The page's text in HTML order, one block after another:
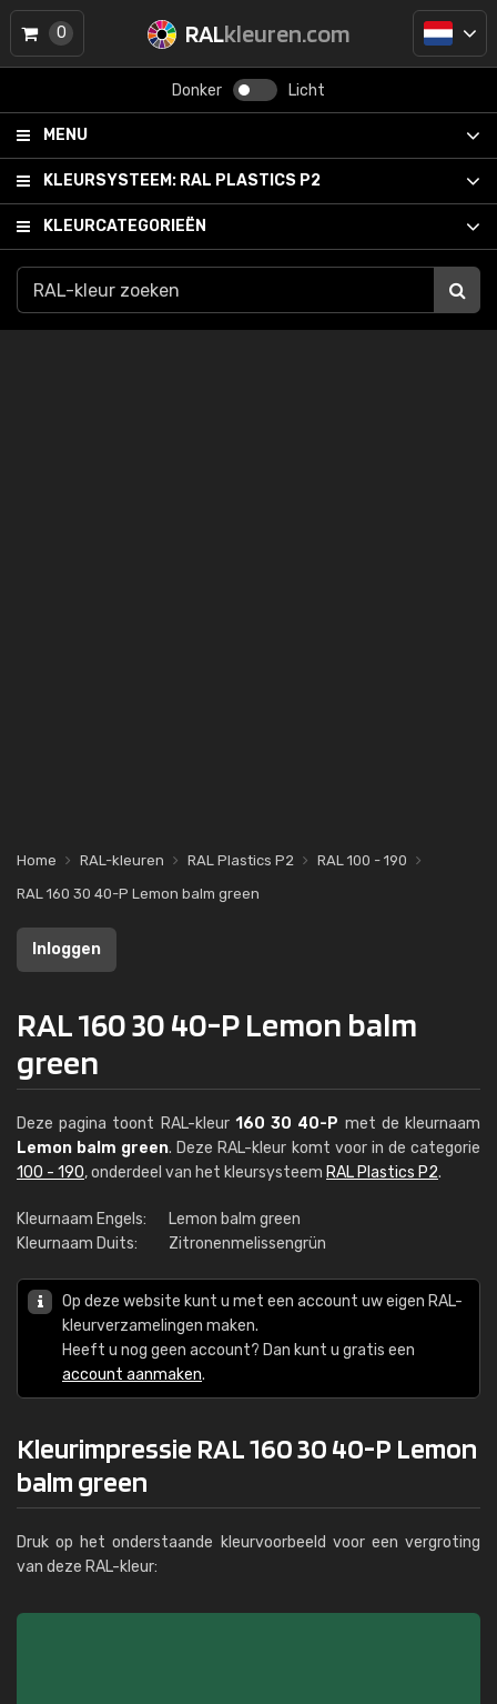
RALkleuren.com
Donker Licht
MENU
KLEURSYSTEEM: RAL PLASTICS P2
KLEURCATEGORIEËN
0
Home RAL-kleuren RAL Plastics P2
RAL 100 - 190
RAL 160 30 40-P Lemon balm green
Inloggen
RAL 160 30 40-P Lemon balm
green
Deze pagina toont RAL-kleur 160 30 40-P met de kleurnaam
Lemon balm green. Deze RAL-kleur komt voor in de categorie
100 - 190, onderdeel van het kleursysteem RAL Plastics P2.
Kleurnaam Engels:
Lemon balm green
Kleurnaam Duits:
Zitronenmelissengrün
Op deze website kunt u met een account uw eigen RAL-
kleurverzamelingen maken.
Heeft u nog geen account? Dan kunt u gratis een
account aanmaken.
Kleurimpressie RAL 160 30 40-P Lemon
balm green
Druk op het onderstaande kleurvoorbeeld voor een vergroting
van deze RAL-kleur: